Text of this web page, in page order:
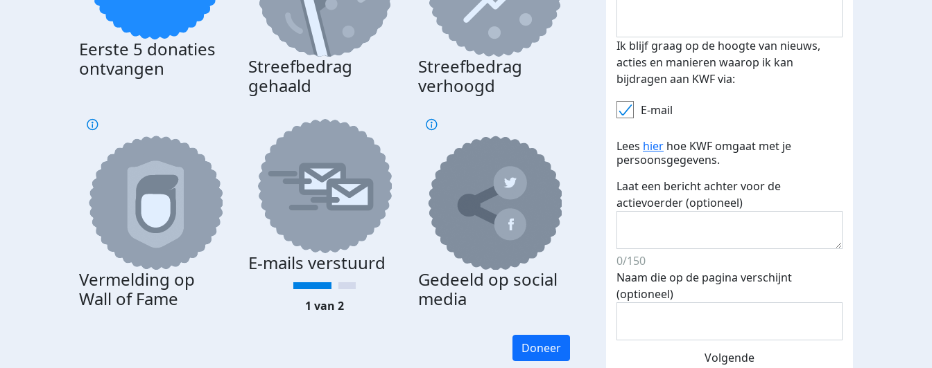
Eerste 5 donaties
ontvangen
Streefbedrag
gehaald
Streefbedrag
verhoogd
Vermelding op
Wall of Fame
E-mails verstuurd
Gedeeld op social
media
1 van 2
Doneer
Ik blijf graag op de hoogte van nieuws,
acties en manieren waarop ik kan
bijdragen aan KWF via:
E-mail
Lees hier hoe KWF omgaat met je
persoonsgegevens.
Laat een bericht achter voor de
actievoerder (optioneel)
0/150
Naam die op de pagina verschijnt
(optioneel)
Volgende